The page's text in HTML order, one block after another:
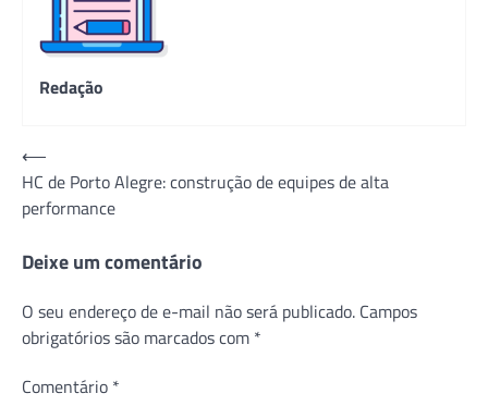
Redação
Navegação
de
Post
⟵
HC de Porto Alegre: construção de equipes de alta
performance
Deixe um comentário
O seu endereço de e-mail não será publicado. Campos
obrigatórios são marcados com *
Comentário *